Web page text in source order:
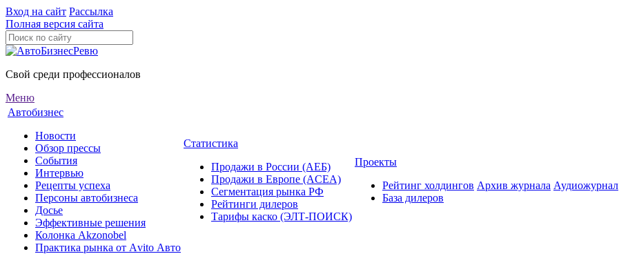
Вход на сайт Рассылка
Полная версия сайта
Свой среди профессионалов
Меню
Автобизнес
Новости
Обзор прессы
События
Интервью
Рецепты успеха
Персоны автобизнеса
Досье
Эффективные решения
Колонка Akzonobel
Практика рынка от Аvito Авто
Статистика
Продажи в России (АЕБ)
Продажи в Европе (ACEA)
Сегментация рынка РФ
Рейтинги дилеров
Тарифы каско (ЭЛТ-ПОИСК)
Проекты
Рейтинг холдингов
База дилеров
Архив журнала Аудиожурнал